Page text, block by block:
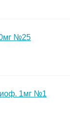
№25
1мг №1